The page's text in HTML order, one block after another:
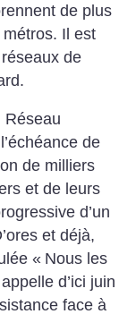
de plus
Il est
de
Réseau
de
de milliers
et de leurs
d’un
et déjà,
« Nous les
d’ici juin
face à